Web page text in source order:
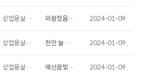
상업용살균기 의왕정음학교 휠체어 살균기, 휠체어 소독기 설치 2024-01-09
상업용살균기 천안 늘해랑 학교 휠체어 살균기, 휠체어 소독기 설치 2024-01-09
상업용살균기 예산꿈빛학교 휠체어 살균기, 휠체어 소독기 설치 2024-01-09